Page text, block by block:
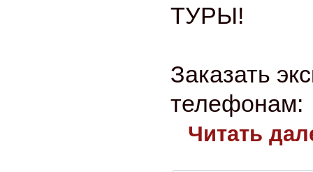
ТУРЫ!
Заказать
телефонам:
Читать